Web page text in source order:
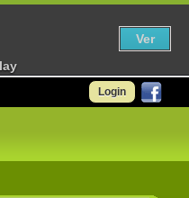
Login
Ver